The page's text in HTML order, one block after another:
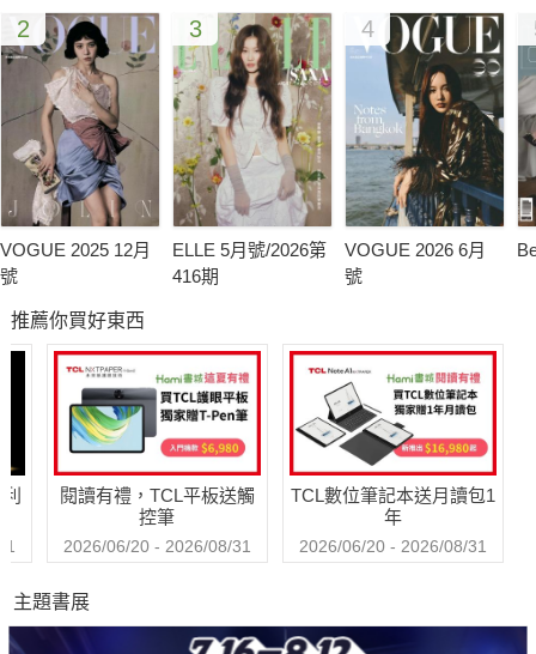
2
VOGUE 2025 12月
號
3
ELLE 5月號/2026第
416期
4
VOGUE 2026 6月
號
推薦你買好東西
閱讀有禮，TCL平板送觸
控筆
2026/06/20 - 2026/08/31
TCL數位筆記本送月讀包1
年
2026/06/20 - 2026/08/31
主題書展